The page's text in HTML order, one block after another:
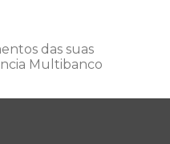
das suas
Multibanco